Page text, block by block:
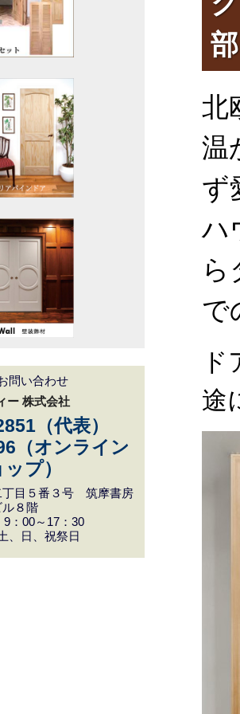
問い合わせ
ー 株式会社
（代表）
（オンライン
プ）
丁目５番３号 筑摩書房
ル８階
9：00～17：30
、日、祝祭日
北
温
ず
ハ
ら
で
途